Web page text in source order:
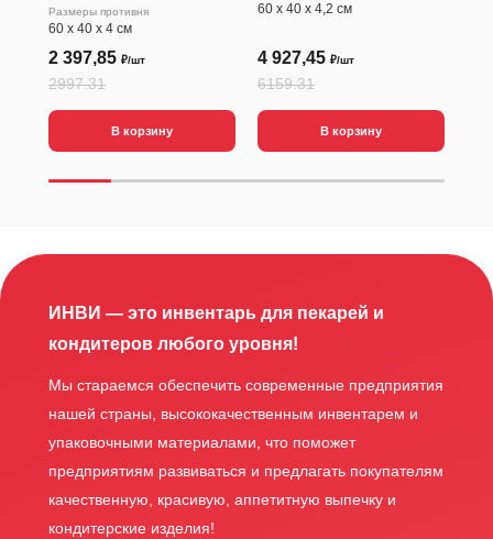
Размеры противня
60 х 40 х 4 см
2 397,85 ₽/шт
2997.31
В корзину
60 х 40 х 4,2 см
4 927,45 ₽/шт
6159.31
В корзину
ИНВИ — это инвентарь для пекарей и
кондитеров любого уровня!
Мы стараемся обеспечить современные предприятия
нашей страны, высококачественным инвентарем и
упаковочными материалами, что поможет
предприятиям развиваться и предлагать покупателям
качественную, красивую, аппетитную выпечку и
кондитерские изделия!